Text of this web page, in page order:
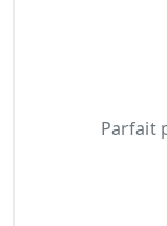
Parfait